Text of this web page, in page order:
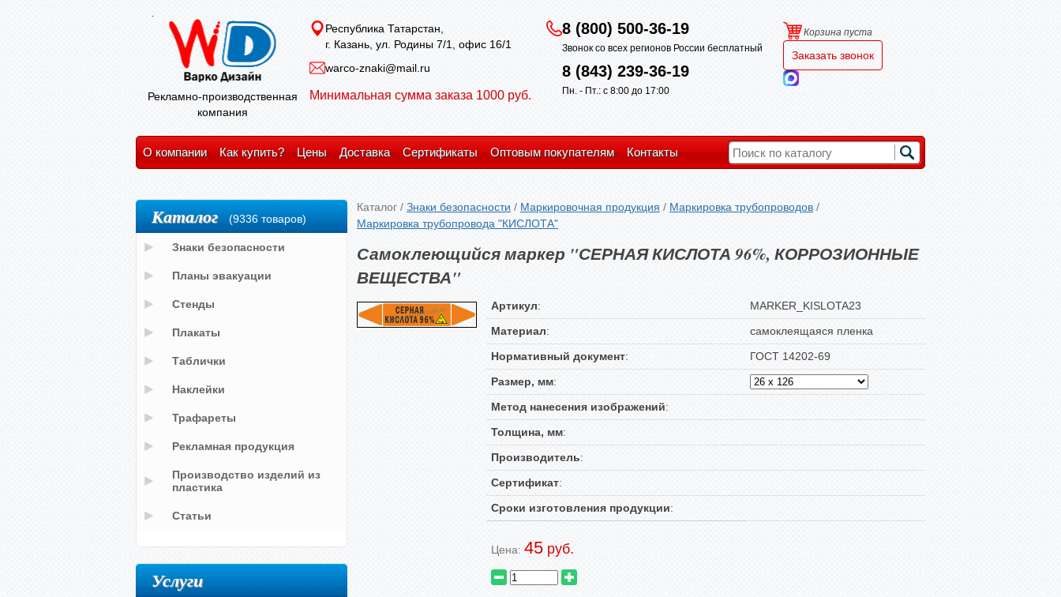
Рекламно-производственная
компания
Республика Татарстан,
г. Казань, ул. Родины 7/1, офис 16/1
warco-znaki@mail.ru
Минимальная сумма заказа 1000 руб.
8 (800) 500-36-19
Звонок со всех регионов России бесплатный
8 (843) 239-36-19
Пн. - Пт.: с 8:00 до 17:00
Корзина пуста
Заказать звонок
О компании Как купить? Цены Доставка Сертификаты Оптовым покупателям Контакты
Каталог / Знаки безопасности / Маркировочная продукция / Маркировка трубопроводов /
Маркировка трубопровода "КИСЛОТА"
Самоклеющийся маркер "СЕРНАЯ КИСЛОТА 96%, КОРРОЗИОННЫЕ
ВЕЩЕСТВА"
Артикул:
MARKER_KISLOTA23
Материал:
самоклеящаяся пленка
Нормативный документ:
ГОСТ 14202-69
Размер, мм:
Метод нанесения изображений:
Толщина, мм:
Производитель:
Сертификат:
Сроки изготовления продукции:
Цена: 45 руб.
Каталог (9336 товаров)
Знаки безопасности
Планы эвакуации
Стенды
Плакаты
Таблички
Наклейки
Трафареты
Рекламная продукция
Производство изделий из
пластика
Статьи
Услуги